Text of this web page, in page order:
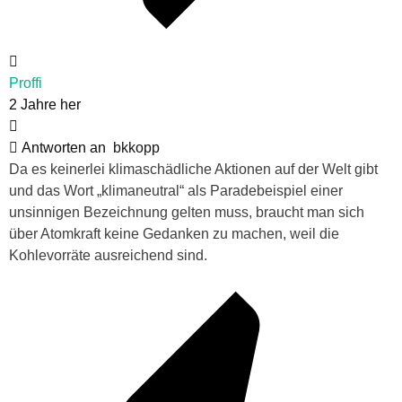
Proffi
2 Jahre her
Antworten an
bkkopp
Da es keinerlei klimaschädliche Aktionen auf der Welt gibt
und das Wort „klimaneutral“ als Paradebeispiel einer
unsinnigen Bezeichnung gelten muss, braucht man sich
über Atomkraft keine Gedanken zu machen, weil die
Kohlevorräte ausreichend sind.